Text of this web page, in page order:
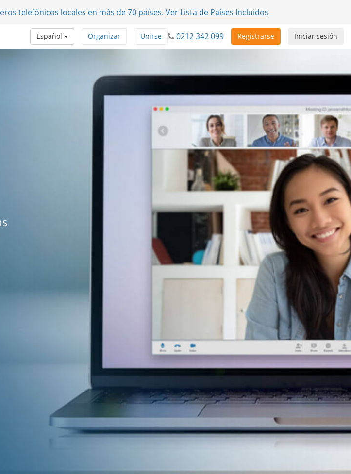
telefónicos locales en más de 70 países. Ver Lista de Países Incluidos
Iniciar sesión
Registrarse
0212 342 099
Unirse
Organizar
Español